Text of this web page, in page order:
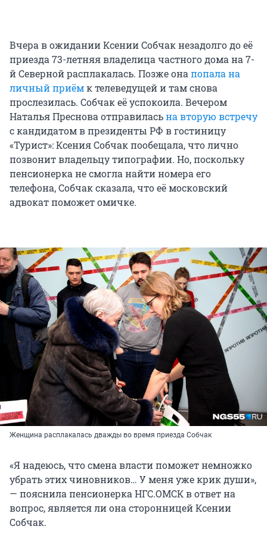
Вчера в ожидании Ксении Собчак незадолго до её
приезда 73-летняя владелица частного дома на 7-
й Северной расплакалась. Позже онапопала на
личный приёмк телеведущей и там снова
прослезилась. Собчак её успокоила. Вечером
Наталья Преснова отправиласьна вторую встречу
с кандидатом в президенты РФ в гостиницу
«Турист»: Ксения Собчак пообещала, что лично
позвонит владельцу типографии. Но, поскольку
пенсионерка не смогла найти номера его
телефона, Собчак сказала, что её московский
адвокат поможет омичке.
Женщина расплакалась дважды во время приезда Собчак
«Я надеюсь, что смена власти поможет немножко
убрать этих чиновников… У меня уже крик души»,
— пояснила пенсионерка НГС.ОМСК в ответ на
вопрос, является ли она сторонницей Ксении
Собчак.